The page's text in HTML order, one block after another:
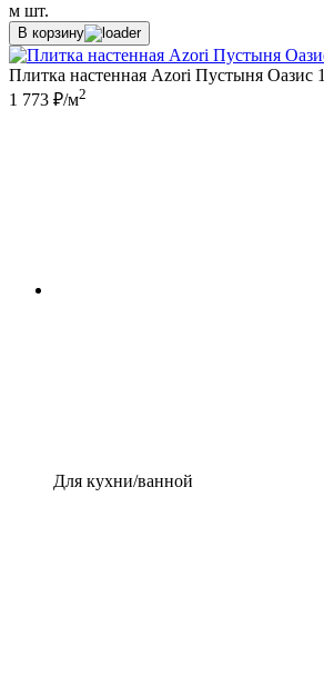
м шт.
В корзину
Плитка настенная Azori Пустыня Оазис 1
1 773 ₽/м2
Для кухни/ванной